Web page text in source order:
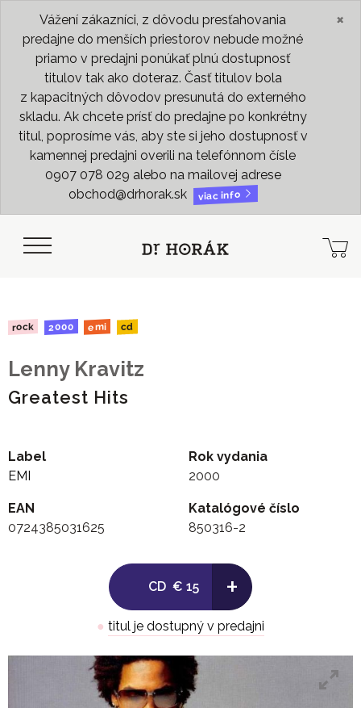
Vážení zákazníci, z dôvodu presťahovania
predajne do menších priestorov nebude možné
priamo v predajni ponúkať plnú dostupnosť
titulov tak ako doteraz. Časť titulov bola
z kapacitných dôvodov presunutá do externého
skladu. Ak chcete prísť do predajne po konkrétny
titul, poprosíme vás, aby ste si jeho dostupnosť v
kamennej predajni overili na telefónnom čísle
0907 078 029 alebo na mailovej adrese
obchod@drhorak.sk
viac info
×
rock 2000 emi cd
Lenny Kravitz
Greatest Hits
Label
EMI
Rok vydania
2000
EAN
0724385031625
Katalógové číslo
850316-2
CD € 15 +
● titul je dostupný v predajni